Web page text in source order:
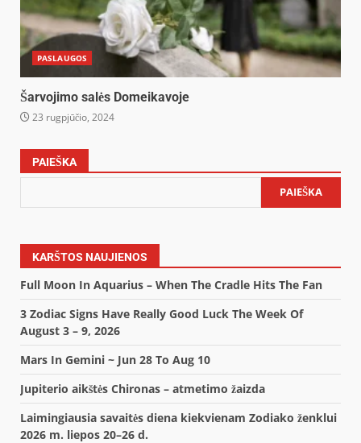
PASLAUGOS
Šarvojimo salės Domeikavoje
23 rugpjūčio, 2024
PAIEŠKA
PAIEŠKA
KARŠTOS NAUJIENOS
Full Moon In Aquarius – When The Cradle Hits The Fan
3 Zodiac Signs Have Really Good Luck The Week Of
August 3 – 9, 2026
Mars In Gemini ~ Jun 28 To Aug 10
Jupiterio aikštės Chironas – atmetimo žaizda
Laimingiausia savaitės diena kiekvienam Zodiako ženklui
2026 m. liepos 20–26 d.